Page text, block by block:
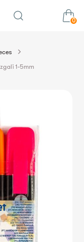
0
Summa:
1-5mm